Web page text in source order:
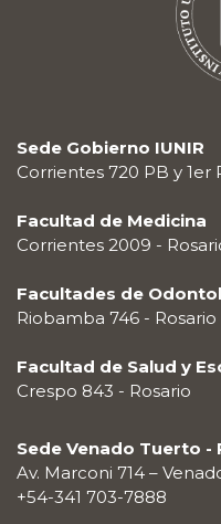
Sede Gobierno IUNIR
Corrientes 720 PB y 1er
Facultad de Medicina
Corrientes 2009 -
Facultades de
Riobamba 746 - Rosario
Facultad de Salud y
Crespo 843 - Rosario
Sede Venado Tuerto -
Av. Marconi 714 –
+54-341 703-7888